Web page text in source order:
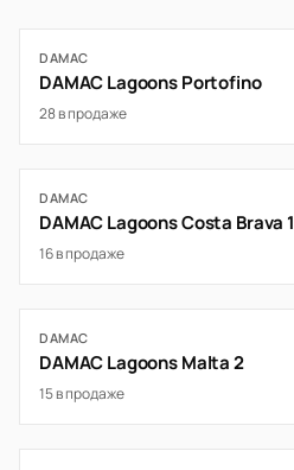
DAMAC
DAMAC Lagoons Portofino
28 в продаже
DAMAC
DAMAC Lagoons Costa Brava 1
16 в продаже
DAMAC
DAMAC Lagoons Malta 2
15 в продаже